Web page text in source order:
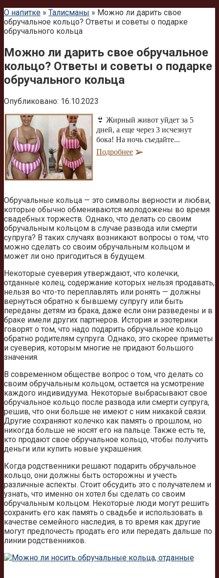
О напитке » Талисманы » Можно ли дарить свое
обручальное кольцо? Ответы и советы о подарке
обручального кольца
Можно ли дарить свое обручальное
кольцо? Ответы и советы о подарке
обручального кольца
Опубликовано: 16.10.2023
👙 Жирный живот уйдет за 5
дней, а еще через 3 исчезнут
бока! На ночь съедайте...
Подробнее
Обручальные кольца — это символы верности и любви,
которые обычно обмениваются молодожены во время
свадебных торжеств. Однако, что делать со своим
обручальным кольцом в случае развода или смерти
супруга? В таких случаях возникают вопросы о том, что
можно сделать со своим обручальным кольцом и
может ли оно пригодиться в будущем.
Некоторые суеверия утверждают, что колечки,
отданные колец, содержание которых нельзя продавать,
нельзя во что-то переплавлять или ронять — должны
вернуться обратно к бывшему супругу или быть
переданы детям из брака, даже если они разведены и в
браке имели других партнеров. История и эзотерики
говорят о том, что надо подарить обручальное кольцо
обратно родителям супруга. Однако, это скорее приметы
и суеверия, которым многие не придают большого
значения.
В современном обществе вопрос о том, что делать со
своим обручальным кольцом, остается на усмотрение
каждого индивидуума. Некоторые выбрасывают свое
обручальное кольцо после развода или смерти супруга,
решив, что они больше не имеют с ним никакой связи.
Другие сохраняют колечко как память о прошлом, но
никогда больше не носят его на пальце. Также есть те,
кто продают свое обручальное кольцо, чтобы получить
деньги или купить новые украшения.
Когда родственники решают подарить обручальное
кольцо, они должны быть осторожны и учесть
различные аспекты. Стоит обсудить это с получателем и
узнать, что именно он хотел бы сделать со своим
обручальным кольцом. Некоторые люди могут решить
сохранить его как память о свадьбе и использовать в
качестве семейного наследия, в то время как другие
могут предпочесть продать его или передать дальше по
линии родственников.